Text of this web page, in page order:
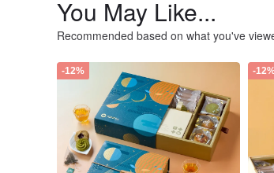
You May Like...
Recommended based on what you've
-12% -